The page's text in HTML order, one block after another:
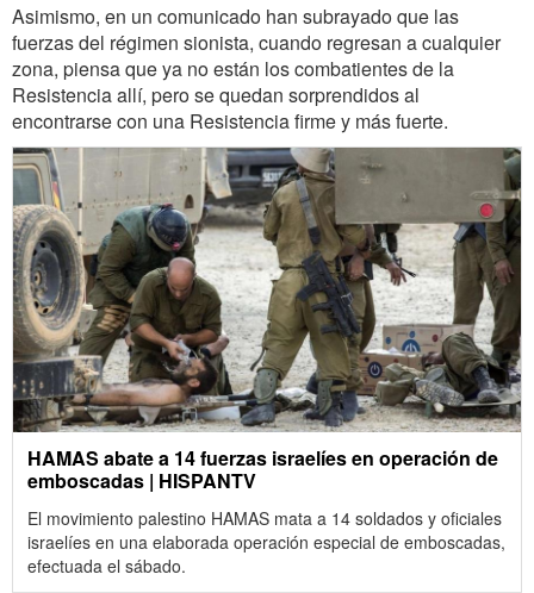
Asimismo, en un comunicado han subrayado que las
fuerzas del régimen sionista, cuando regresan a cualquier
zona, piensa que ya no están los combatientes de la
Resistencia allí, pero se quedan sorprendidos al
encontrarse con una Resistencia firme y más fuerte.
HAMAS abate a 14 fuerzas israelíes en operación de
emboscadas | HISPANTV
El movimiento palestino HAMAS mata a 14 soldados y oficiales
israelíes en una elaborada operación especial de emboscadas,
efectuada el sábado.